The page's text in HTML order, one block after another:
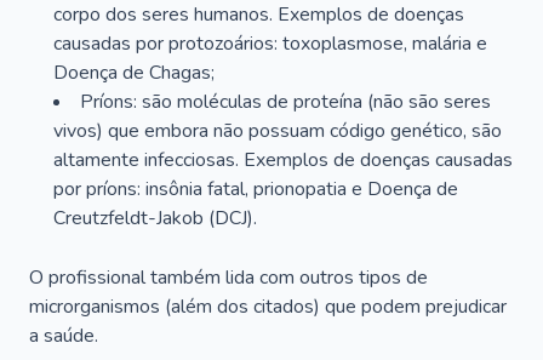
corpo dos seres humanos. Exemplos de doenças
causadas por protozoários: toxoplasmose, malária e
Doença de Chagas;
Príons: são moléculas de proteína (não são seres
vivos) que embora não possuam código genético, são
altamente infecciosas. Exemplos de doenças causadas
por príons: insônia fatal, prionopatia e Doença de
Creutzfeldt-Jakob (DCJ).
O profissional também lida com outros tipos de
microrganismos (além dos citados) que podem prejudicar
a saúde.